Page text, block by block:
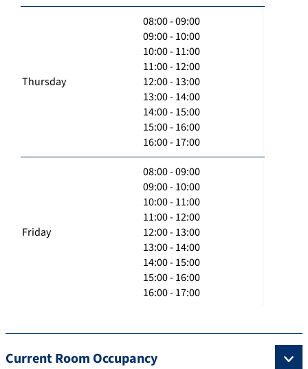
Thursday
08:00 - 09:00
09:00 - 10:00
10:00 - 11:00
11:00 - 12:00
12:00 - 13:00
13:00 - 14:00
14:00 - 15:00
15:00 - 16:00
16:00 - 17:00
Friday
08:00 - 09:00
09:00 - 10:00
10:00 - 11:00
11:00 - 12:00
12:00 - 13:00
13:00 - 14:00
14:00 - 15:00
15:00 - 16:00
16:00 - 17:00
Current Room Occupancy